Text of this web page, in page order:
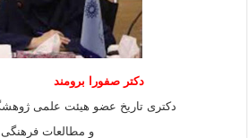
دكتر صفورا برومند
دكترى تاريخ عضو هيئت علمى
و مطالعات فرهنگى